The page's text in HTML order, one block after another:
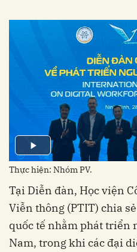
Thực hiện: Nhóm PV.
Tại Diễn đàn, Học viện
Viễn thông (PTIT) chia
quốc tế nhằm phát triển
Nam, trong khi các đại